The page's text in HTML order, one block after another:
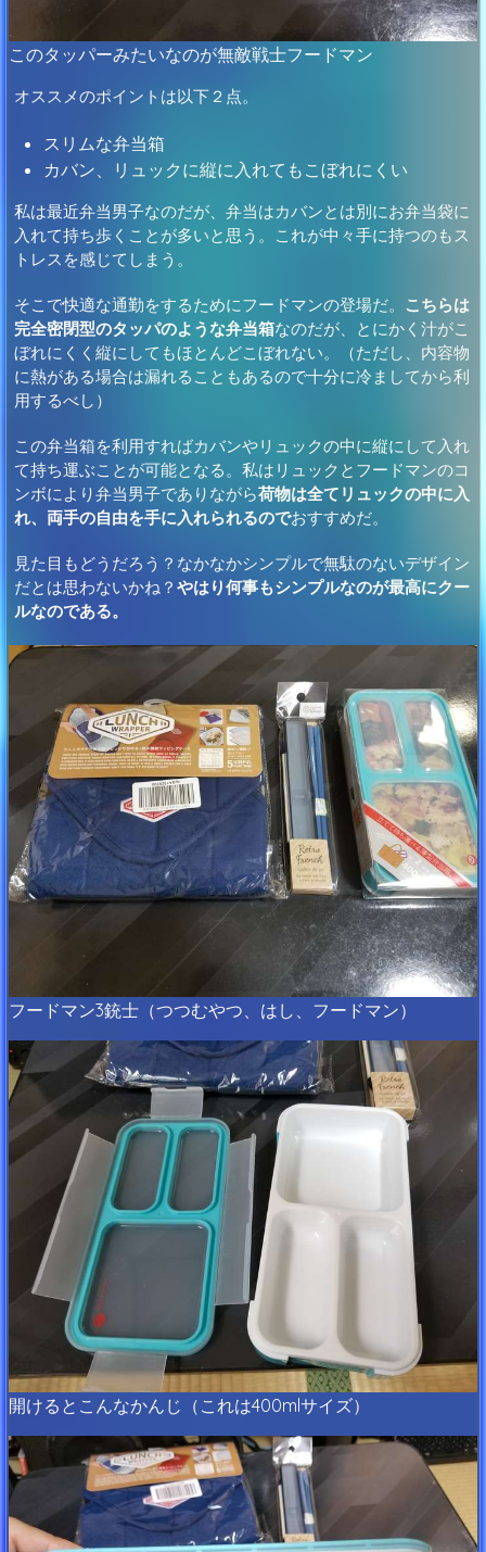
このタッパーみたいなのが無敵戦士フードマン
オススメのポイントは以下２点。
スリムな弁当箱
カバン、リュックに縦に入れてもこぼれにくい
私は最近弁当男子なのだが、弁当はカバンとは別にお弁当袋に
入れて持ち歩くことが多いと思う。これが中々手に持つのもス
トレスを感じてしまう。
そこで快適な通勤をするためにフードマンの登場だ。 こちらは
完全密閉型のタッパのような弁当箱なのだが、とにかく汁がこ
ぼれにくく縦にしてもほとんどこぼれない。（ただし、内容物
に熱がある場合は漏れることもあるので十分に冷ましてから利
用するべし）
この弁当箱を利用すればカバンやリュックの中に縦にして入れ
て持ち運ぶことが可能となる。私はリュックとフードマンのコ
ンボにより弁当男子でありながら荷物は全てリュックの中に入
れ、両手の自由を手に入れられるのでおすすめだ。
見た目もどうだろう？なかなかシンプルで無駄のないデザイン
だとは思わないかね？ やはり何事もシンプルなのが最高にクー
ルなのである。
フードマン3銃士（つつむやつ、はし、フードマン）
開けるとこんなかんじ（これは400mlサイズ）